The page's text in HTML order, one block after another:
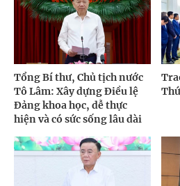
Tổng Bí thư, Chủ tịch nước
Tô Lâm: Xây dựng Điều lệ
Đảng khoa học, dễ thực
hiện và có sức sống lâu dài